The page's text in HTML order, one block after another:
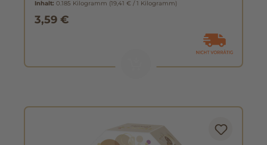
Inhalt: 0.185 Kilogramm (19,41 € / 1 Kilogramm)
3,59 €